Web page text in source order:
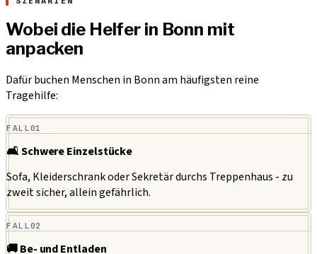
Wobei die Helfer in Bonn mit
anpacken
Dafür buchen Menschen in Bonn am häufigsten reine
Tragehilfe:
FALL01
🛋️ Schwere Einzelstücke
Sofa, Kleiderschrank oder Sekretär durchs Treppenhaus - zu
zweit sicher, allein gefährlich.
FALL02
🚚 Be- und Entladen